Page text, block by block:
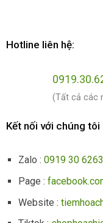
Hotline liên hệ:
(Tất cả các
Kết nối với chúng tôi
Zalo :0919 30
Page :
Website :